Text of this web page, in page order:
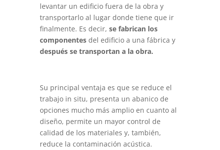
levantar un edificio fuera de la obra y
transportarlo al lugar donde tiene que ir
finalmente. Es decir, se fabrican los
componentesdel edificio a una fábrica y
después se transportan a la obra.
Su principal ventaja es que se reduce el
trabajo in situ, presenta un abanico de
opciones mucho más amplio en cuanto al
diseño, permite un mayor control de
calidad de los materiales y, también,
reduce la contaminación acústica.